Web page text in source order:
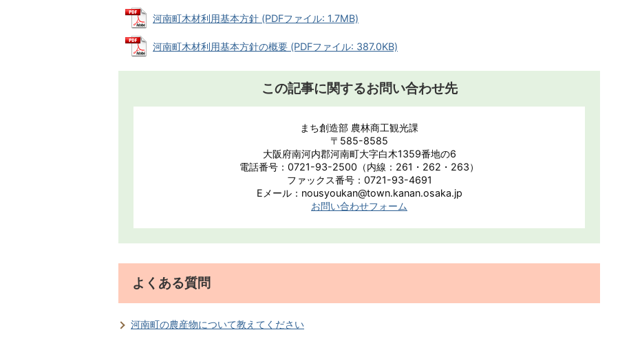
河南町木材利用基本方針 (PDFファイル: 1.7MB)
河南町木材利用基本方針の概要 (PDFファイル: 387.0KB)
この記事に関するお問い合わせ先
まち創造部 農林商工観光課
〒585-8585
大阪府南河内郡河南町大字白木1359番地の6
電話番号：0721-93-2500（内線：261・262・263）
ファックス番号：0721-93-4691
Eメール：nousyoukan@town.kanan.osaka.jp
お問い合わせフォーム
よくある質問
河南町の農産物について教えてください